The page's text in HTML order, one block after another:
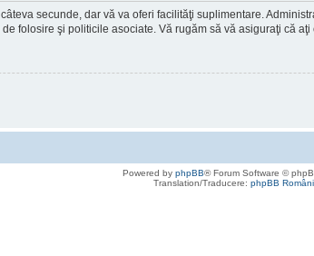
secunde, dar vă va oferi facilităţi suplimentare.
folosire şi politicile asociate. Vă rugăm să vă asiguraţi că
Powered by phpBB® Forum Software ©
Translation/Traducere: phpBB